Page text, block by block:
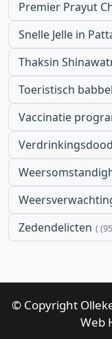
Premier Prayut
Snelle Jelle in
Thaksin
Toeristisch
Vaccinatie
Verdrinkingsdood
Zedendelicten
© Copyright
Web